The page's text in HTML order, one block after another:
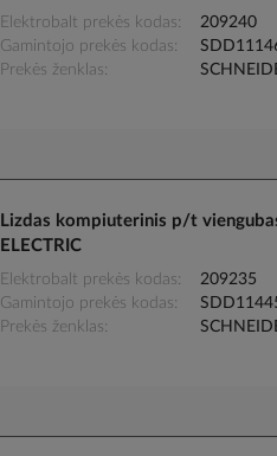
Elektrobalt prekės kodas
209240
Gamintojo prekės kodas
Prekės ženklas
Lizdas kompiuterinis p/t
ELECTRIC
Elektrobalt prekės kodas
209235
Gamintojo prekės kodas
Prekės ženklas